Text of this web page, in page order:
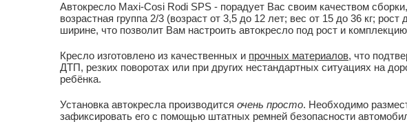
Автокресло Maxi-Cosi Rodi SPS - порадует Вас своим качеством
возрастная группа 2/3 (возраст от 3,5 до 12 лет; вес от 15 до 36 кг;
ширине, что позволит Вам настроить автокресло под рост и
Кресло изготовлено из качественных и прочных материалов, что
ДТП, резких поворотах или при других нестандартных ситуациях на
ребёнка.
Установка автокресла производится очень просто. Необходимо
зафиксировать его с помощью штатных ремней безопасности